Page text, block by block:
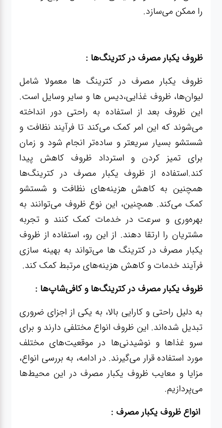
را ممکن می‌سازد.
ظروف یکبار مصرف در کترینگ‌ها :
ظروف یکبار مصرف در کترینگ ها معمولا شامل
لیوان‌ها، ظروف غذایی،دیس ها و سایر وسایل است.
این ظروف بعد از استفاده به راحتی دور انداخته
می‌شوند که این امر کمک می‌کند تا فرآیند نظافت و
شستشو بسیار سریعتر و ساده‌تر انجام شود و زمان
برای تمیز کردن و استرداد ظروف کاهش پیدا
کند.استفاده از ظروف یکبار مصرف در کترینگ‌ها
همچنین به کاهش هزینه‌های نظافت و شستشو
کمک می‌کند. همچنین، این نوع ظروف می‌توانند به
بهره‌وری و سرعت در خدمات کمک کنند و تجربه
مشتریان را ارتقا دهند. از این رو، استفاده از ظروف
یکبار مصرف در کترینگ ها می‌تواند به بهینه سازی
فرآیند خدمات و کاهش هزینه‌های مرتبط کمک کند.
ظروف یکبار مصرف در کترینگ‌ها و کافی‌شاپ‌ها :
به دلیل راحتی و کارایی بالا، به یکی از اجزای ضروری
تبدیل شده‌اند. این ظروف انواع مختلفی دارند و برای
سرو غذاها و نوشیدنی‌ها در موقعیت‌های مختلف
مورد استفاده قرار می‌گیرند. در ادامه، به بررسی انواع،
مزایا و معایب ظروف یکبار مصرف در این محیط‌ها
می‌پردازیم.
انواع ظروف یکبار مصرف :